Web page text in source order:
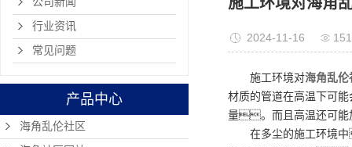
行业资讯
常见问题
产品中心
海角乱伦社区
2024-11-16
施工环境对海角乱伦
材质的管道在高温下可
量。而且高温还可
在多尘的施工环境